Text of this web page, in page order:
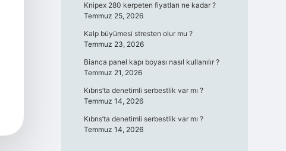
Knipex 280 kerpeten fiyatları ne kadar ?
Temmuz 25, 2026
Kalp büyümesi stresten olur mu ?
Temmuz 23, 2026
Bianca panel kapı boyası nasıl kullanılır ?
Temmuz 21, 2026
Kıbrıs’ta denetimli serbestlik var mı ?
Temmuz 14, 2026
Kıbrıs’ta denetimli serbestlik var mı ?
Temmuz 14, 2026